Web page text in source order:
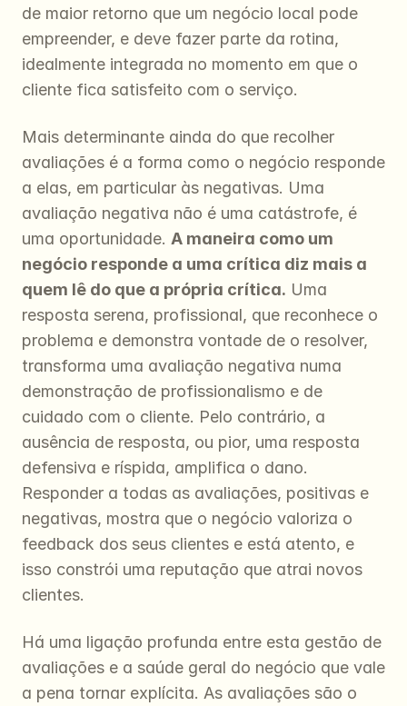
de maior retorno que um negócio local pode
empreender, e deve fazer parte da rotina,
idealmente integrada no momento em que o
cliente fica satisfeito com o serviço.
Mais determinante ainda do que recolher
avaliações é a forma como o negócio responde
a elas, em particular às negativas. Uma
avaliação negativa não é uma catástrofe, é
uma oportunidade. A maneira como um
negócio responde a uma crítica diz mais a
quem lê do que a própria crítica. Uma
resposta serena, profissional, que reconhece o
problema e demonstra vontade de o resolver,
transforma uma avaliação negativa numa
demonstração de profissionalismo e de
cuidado com o cliente. Pelo contrário, a
ausência de resposta, ou pior, uma resposta
defensiva e ríspida, amplifica o dano.
Responder a todas as avaliações, positivas e
negativas, mostra que o negócio valoriza o
feedback dos seus clientes e está atento, e
isso constrói uma reputação que atrai novos
clientes.
Há uma ligação profunda entre esta gestão de
avaliações e a saúde geral do negócio que vale
a pena tornar explícita. As avaliações são o